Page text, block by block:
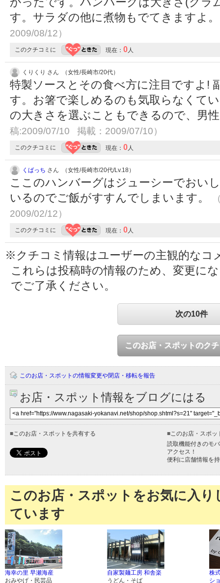
す。サラダの他に煮物もでてきますよ
2009/08/12）
このクチコミに 現在： 0人
くりくり さん （女性/長崎市/20代）
特製ソースとその食べ方に注目ですよ!
す。お箸で楽しめるのも気取らなくて
の大きさを選ぶこともできるので、男
稿:2009/07/10 掲載：2009/07/10）
このクチコミに 現在： 0人
くばっち さん （女性/長崎市/20代/Lv.18）
ここのハンバーグはジューシーでおい
いるのでご飯がすすんでしまいます。
2009/02/12）
このクチコミに 現在： 0人
※クチコミ情報はユーザーの主観的なコ
これらは投稿時の情報のため、変更に
でご了承ください。
次の10件
このお店・スポットのク
このお店・スポットの情報変更や閉店・移転を報告
お店・スポット情報をブログにはる
■このお店・スポットを共有する ■このお店・スポッ
読取機能付きのモ
アクセス！
便利に店舗情報を
このお店・スポットをお気に入
ています
海幸の里 早瀬海産
おみやげ・民芸品
自家製麺工房 和舎楽
うどん・そば
株
シ